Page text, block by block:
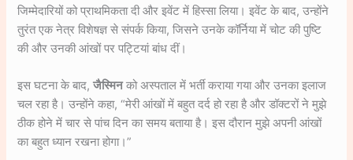
जिम्मेदारियों को प्राथमिकता दी और इवेंट में हिस्सा लिया। इवेंट के बाद, उन्होंने
तुरंत एक नेत्र विशेषज्ञ से संपर्क किया, जिसने उनके कॉर्निया में चोट की पुष्टि
की और उनकी आंखों पर पट्टियां बांध दीं।
इस घटना के बाद,जैस्मिनको अस्पताल में भर्ती कराया गया और उनका इलाज
चल रहा है। उन्होंने कहा, “मेरी आंखों में बहुत दर्द हो रहा है और डॉक्टरों ने मुझे
ठीक होने में चार से पांच दिन का समय बताया है। इस दौरान मुझे अपनी आंखों
का बहुत ध्यान रखना होगा।”